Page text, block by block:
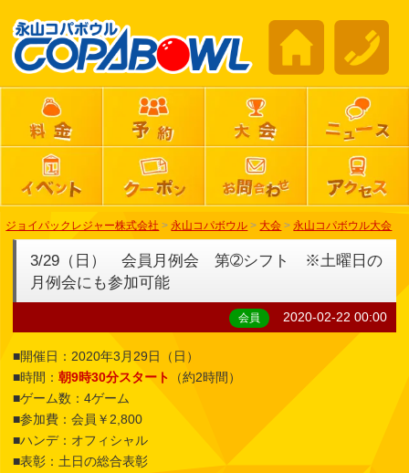
ジョイパックレジャー株式会社 > 永山コパボウル > 大会 > 永山コパボウル大会
3/29（日） 会員月例会 第➁シフト ※土曜日の
月例会にも参加可能
会員 2020-02-22 00:00
■開催日：2020年3月29日（日）
■時間： 朝9時30分スタート
（約2時間）
■ゲーム数：4ゲーム
■参加費：会員￥2,800
■ハンデ：オフィシャル
■表彰：土日の総合表彰